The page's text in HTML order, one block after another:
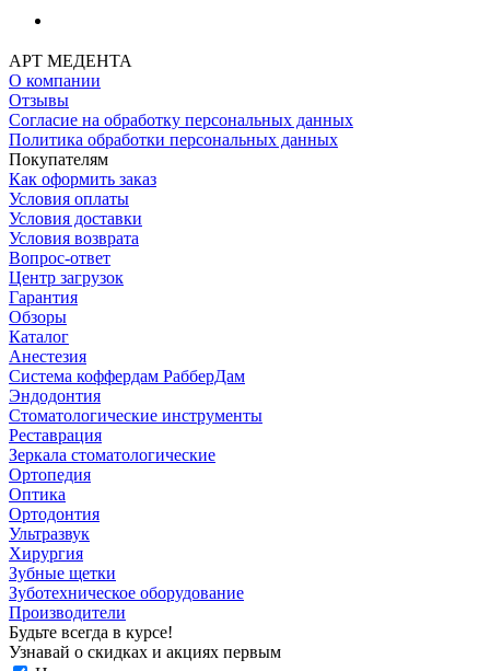
АРТ МЕДЕНТА
О компании
Отзывы
Согласие на обработку персональных данных
Политика обработки персональных данных
Покупателям
Как оформить заказ
Условия оплаты
Условия доставки
Условия возврата
Вопрос-ответ
Центр загрузок
Гарантия
Обзоры
Каталог
Анестезия
Система коффердам РабберДам
Эндодонтия
Стоматологические инструменты
Реставрация
Зеркала стоматологические
Ортопедия
Оптика
Ортодонтия
Ультразвук
Хирургия
Зубные щетки
Зуботехническое оборудование
Производители
Будьте всегда в курсе!
Узнавай о скидках и акциях первым